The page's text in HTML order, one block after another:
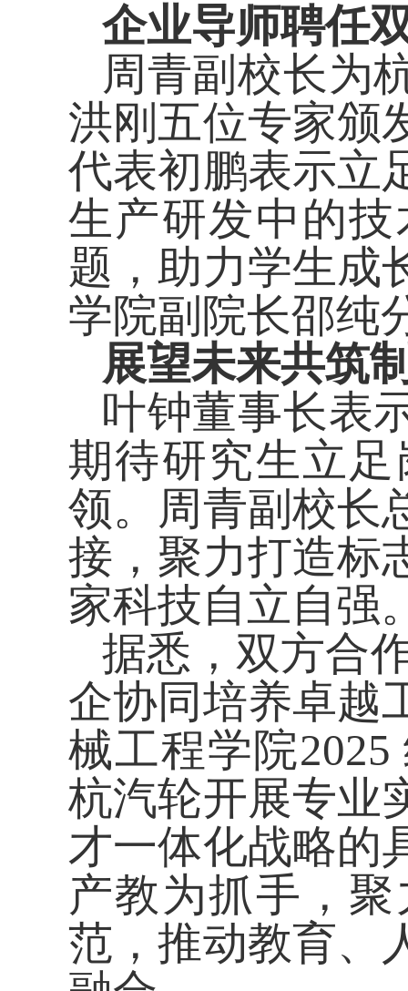
企业导师聘任
周青副校长为
洪刚五位专家颁
代表初鹏表示立
生产研发中的
题，助力学生成
学院副院长邵纯
展望未来共筑
叶钟董事长表
期待研究生立
领。周青副校长
接，聚力打造标
家科技自立自强
据悉，双方合
企协同培养卓越
械工程学院
杭汽轮开展专业
才一体化战略的
产教为抓手，
范，推动教育、